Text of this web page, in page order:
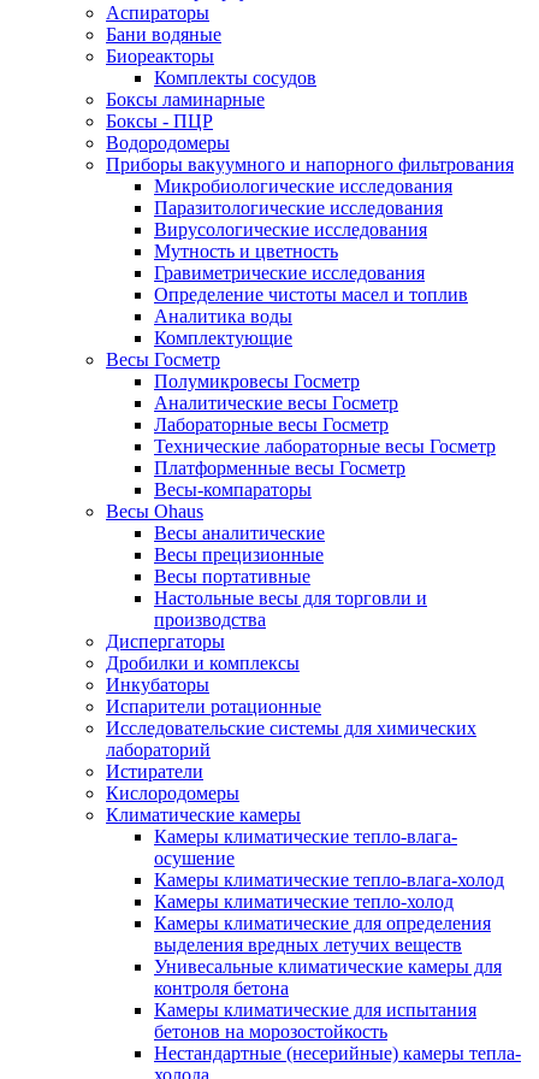
Аспираторы
Бани водяные
Биореакторы
Комплекты сосудов
Боксы ламинарные
Боксы - ПЦР
Водородомеры
Приборы вакуумного и напорного фильтрования
Микробиологические исследования
Паразитологические исследования
Вирусологические исследования
Мутность и цветность
Гравиметрические исследования
Определение чистоты масел и топлив
Аналитика воды
Комплектующие
Весы Госметр
Полумикровесы Госметр
Аналитические весы Госметр
Лабораторные весы Госметр
Технические лабораторные весы Госметр
Платформенные весы Госметр
Весы-компараторы
Весы Ohaus
Весы аналитические
Весы прецизионные
Весы портативные
Настольные весы для торговли и
производства
Диспергаторы
Дробилки и комплексы
Инкубаторы
Испарители ротационные
Исследовательские системы для химических
лабораторий
Истиратели
Кислородомеры
Климатические камеры
Камеры климатические тепло-влага-
осушение
Камеры климатические тепло-влага-холод
Камеры климатические тепло-холод
Камеры климатические для определения
выделения вредных летучих веществ
Унивесальные климатические камеры для
контроля бетона
Камеры климатические для испытания
бетонов на морозостойкость
Нестандартные (несерийные) камеры тепла-